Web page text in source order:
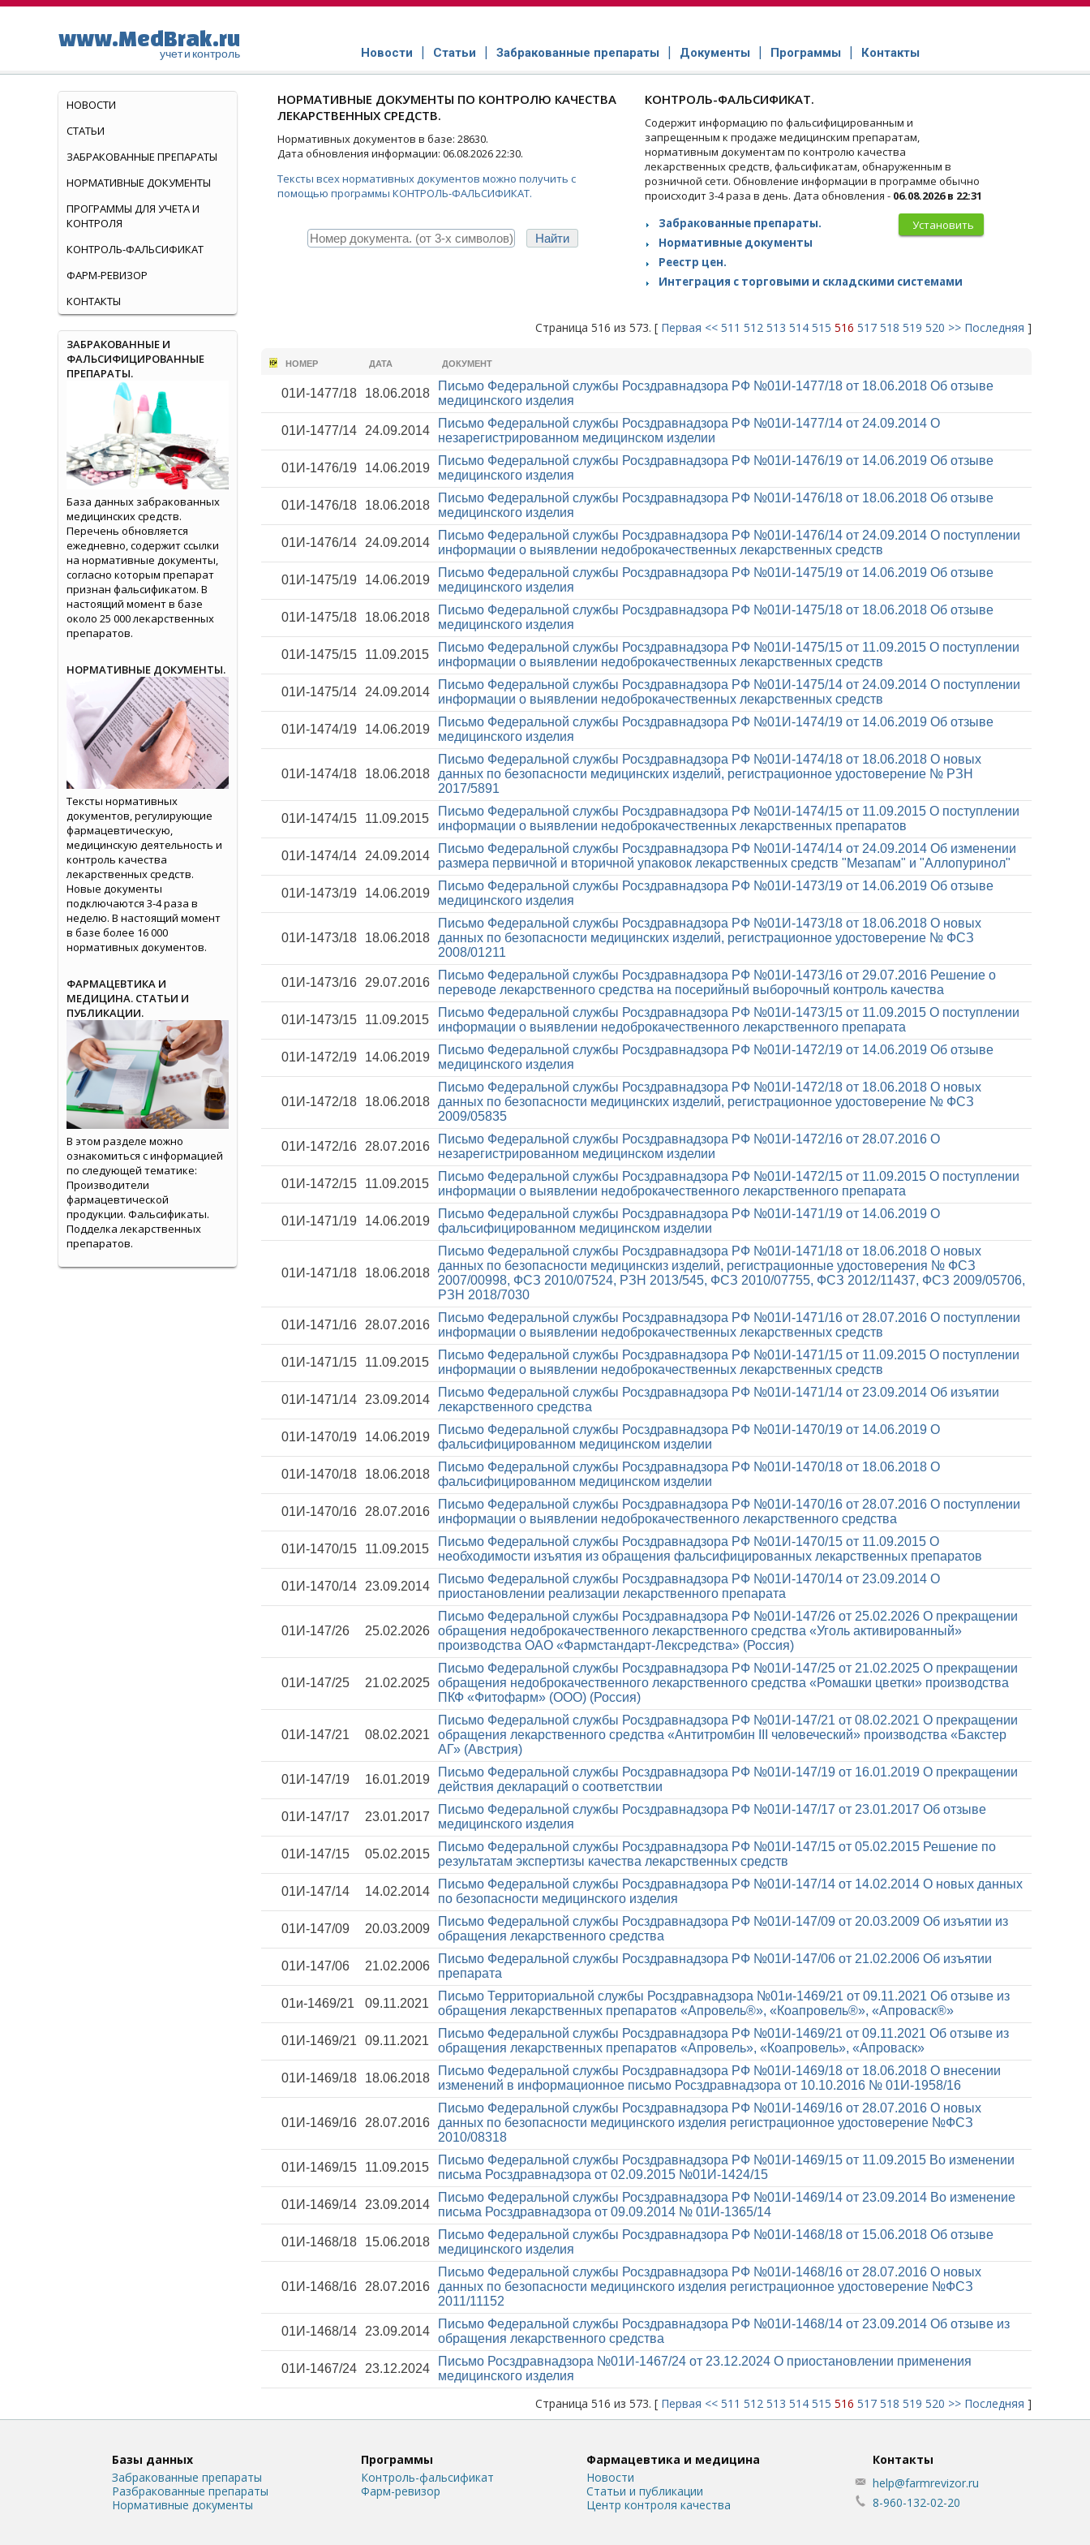
www.MedBrak.ru
учет и контроль Новости Статьи Забракованные препараты Документы Программы Контакты
НОРМАТИВНЫЕ ДОКУМЕНТЫ ПО КОНТРОЛЮ КАЧЕСТВА
ЛЕКАРСТВЕННЫХ СРЕДСТВ.
Нормативных документов в базе: 28630.
Дата обновления информации: 06.08.2026 22:30.
Тексты всех нормативных документов можно получить с
помощью программы КОНТРОЛЬ-ФАЛЬСИФИКАТ.
КОНТРОЛЬ-ФАЛЬСИФИКАТ.
Содержит информацию по фальсифицированным и
запрещенным к продаже медицинским препаратам,
нормативным документам по контролю качества
лекарственных средств, фальсификатам, обнаруженным в
розничной сети. Обновление информации в программе обычно
происходит 3-4 раза в день. Дата обновления - 06.08.2026 в 22:31
Установить
Забракованные препараты.
Нормативные документы
Реестр цен.
Интеграция с торговыми и складскими системами
Страница 516 из 573. [ Первая << 511 512 513 514 515 516 517 518 519 520 >> Последняя ]
НОМЕР ДАТА ДОКУМЕНТ
01И-1477/18 18.06.2018
Письмо Федеральной службы Росздравнадзора РФ №01И-1477/18 от 18.06.2018 Об отзыве
медицинского изделия
01И-1477/14 24.09.2014
Письмо Федеральной службы Росздравнадзора РФ №01И-1477/14 от 24.09.2014 О
незарегистрированном медицинском изделии
01И-1476/19 14.06.2019
Письмо Федеральной службы Росздравнадзора РФ №01И-1476/19 от 14.06.2019 Об отзыве
медицинского изделия
01И-1476/18 18.06.2018
Письмо Федеральной службы Росздравнадзора РФ №01И-1476/18 от 18.06.2018 Об отзыве
медицинского изделия
01И-1476/14 24.09.2014
Письмо Федеральной службы Росздравнадзора РФ №01И-1476/14 от 24.09.2014 О поступлении
информации о выявлении недоброкачественных лекарственных средств
01И-1475/19 14.06.2019
Письмо Федеральной службы Росздравнадзора РФ №01И-1475/19 от 14.06.2019 Об отзыве
медицинского изделия
01И-1475/18 18.06.2018
Письмо Федеральной службы Росздравнадзора РФ №01И-1475/18 от 18.06.2018 Об отзыве
медицинского изделия
01И-1475/15 11.09.2015
Письмо Федеральной службы Росздравнадзора РФ №01И-1475/15 от 11.09.2015 О поступлении
информации о выявлении недоброкачественных лекарственных средств
01И-1475/14 24.09.2014
Письмо Федеральной службы Росздравнадзора РФ №01И-1475/14 от 24.09.2014 О поступлении
информации о выявлении недоброкачественных лекарственных средств
01И-1474/19 14.06.2019
Письмо Федеральной службы Росздравнадзора РФ №01И-1474/19 от 14.06.2019 Об отзыве
медицинского изделия
01И-1474/18 18.06.2018
Письмо Федеральной службы Росздравнадзора РФ №01И-1474/18 от 18.06.2018 О новых
данных по безопасности медицинских изделий, регистрационное удостоверение № РЗН
2017/5891
01И-1474/15 11.09.2015
Письмо Федеральной службы Росздравнадзора РФ №01И-1474/15 от 11.09.2015 О поступлении
информации о выявлении недоброкачественных лекарственных препаратов
01И-1474/14 24.09.2014
Письмо Федеральной службы Росздравнадзора РФ №01И-1474/14 от 24.09.2014 Об изменении
размера первичной и вторичной упаковок лекарственных средств "Мезапам" и "Аллопуринол"
01И-1473/19 14.06.2019
Письмо Федеральной службы Росздравнадзора РФ №01И-1473/19 от 14.06.2019 Об отзыве
медицинского изделия
01И-1473/18 18.06.2018
Письмо Федеральной службы Росздравнадзора РФ №01И-1473/18 от 18.06.2018 О новых
данных по безопасности медицинских изделий, регистрационное удостоверение № ФСЗ
2008/01211
01И-1473/16 29.07.2016
Письмо Федеральной службы Росздравнадзора РФ №01И-1473/16 от 29.07.2016 Решение о
переводе лекарственного средства на посерийный выборочный контроль качества
01И-1473/15 11.09.2015
Письмо Федеральной службы Росздравнадзора РФ №01И-1473/15 от 11.09.2015 О поступлении
информации о выявлении недоброкачественного лекарственного препарата
01И-1472/19 14.06.2019
Письмо Федеральной службы Росздравнадзора РФ №01И-1472/19 от 14.06.2019 Об отзыве
медицинского изделия
01И-1472/18 18.06.2018
Письмо Федеральной службы Росздравнадзора РФ №01И-1472/18 от 18.06.2018 О новых
данных по безопасности медицинских изделий, регистрационное удостоверение № ФСЗ
2009/05835
01И-1472/16 28.07.2016
Письмо Федеральной службы Росздравнадзора РФ №01И-1472/16 от 28.07.2016 О
незарегистрированном медицинском изделии
01И-1472/15 11.09.2015
Письмо Федеральной службы Росздравнадзора РФ №01И-1472/15 от 11.09.2015 О поступлении
информации о выявлении недоброкачественного лекарственного препарата
01И-1471/19 14.06.2019
Письмо Федеральной службы Росздравнадзора РФ №01И-1471/19 от 14.06.2019 О
фальсифицированном медицинском изделии
01И-1471/18 18.06.2018
Письмо Федеральной службы Росздравнадзора РФ №01И-1471/18 от 18.06.2018 О новых
данных по безопасности медицинскиз изделий, регистрационные удостоверения № ФСЗ
2007/00998, ФСЗ 2010/07524, РЗН 2013/545, ФСЗ 2010/07755, ФСЗ 2012/11437, ФСЗ 2009/05706,
РЗН 2018/7030
01И-1471/16 28.07.2016
Письмо Федеральной службы Росздравнадзора РФ №01И-1471/16 от 28.07.2016 О поступлении
информации о выявлении недоброкачественных лекарственных средств
01И-1471/15 11.09.2015
Письмо Федеральной службы Росздравнадзора РФ №01И-1471/15 от 11.09.2015 О поступлении
информации о выявлении недоброкачественных лекарственных средств
01И-1471/14 23.09.2014
Письмо Федеральной службы Росздравнадзора РФ №01И-1471/14 от 23.09.2014 Об изъятии
лекарственного средства
01И-1470/19 14.06.2019
Письмо Федеральной службы Росздравнадзора РФ №01И-1470/19 от 14.06.2019 О
фальсифицированном медицинском изделии
01И-1470/18 18.06.2018
Письмо Федеральной службы Росздравнадзора РФ №01И-1470/18 от 18.06.2018 О
фальсифицированном медицинском изделии
01И-1470/16 28.07.2016
Письмо Федеральной службы Росздравнадзора РФ №01И-1470/16 от 28.07.2016 О поступлении
информации о выявлении недоброкачественного лекарственного средства
01И-1470/15 11.09.2015
Письмо Федеральной службы Росздравнадзора РФ №01И-1470/15 от 11.09.2015 О
необходимости изъятия из обращения фальсифицированных лекарственных препаратов
01И-1470/14 23.09.2014
Письмо Федеральной службы Росздравнадзора РФ №01И-1470/14 от 23.09.2014 О
приостановлении реализации лекарственного препарата
01И-147/26 25.02.2026
Письмо Федеральной службы Росздравнадзора РФ №01И-147/26 от 25.02.2026 О прекращении
обращения недоброкачественного лекарственного средства «Уголь активированный»
производства ОАО «Фармстандарт-Лексредства» (Россия)
01И-147/25 21.02.2025
Письмо Федеральной службы Росздравнадзора РФ №01И-147/25 от 21.02.2025 О прекращении
обращения недоброкачественного лекарственного средства «Ромашки цветки» производства
ПКФ «Фитофарм» (ООО) (Россия)
01И-147/21 08.02.2021
Письмо Федеральной службы Росздравнадзора РФ №01И-147/21 от 08.02.2021 О прекращении
обращения лекарственного средства «Антитромбин III человеческий» производства «Бакстер
АГ» (Австрия)
01И-147/19 16.01.2019
Письмо Федеральной службы Росздравнадзора РФ №01И-147/19 от 16.01.2019 О прекращении
действия деклараций о соответствии
01И-147/17 23.01.2017
Письмо Федеральной службы Росздравнадзора РФ №01И-147/17 от 23.01.2017 Об отзыве
медицинского изделия
01И-147/15 05.02.2015
Письмо Федеральной службы Росздравнадзора РФ №01И-147/15 от 05.02.2015 Решение по
результатам экспертизы качества лекарственных средств
01И-147/14 14.02.2014
Письмо Федеральной службы Росздравнадзора РФ №01И-147/14 от 14.02.2014 О новых данных
по безопасности медицинского изделия
01И-147/09 20.03.2009
Письмо Федеральной службы Росздравнадзора РФ №01И-147/09 от 20.03.2009 Об изъятии из
обращения лекарственного средства
01И-147/06 21.02.2006
Письмо Федеральной службы Росздравнадзора РФ №01И-147/06 от 21.02.2006 Об изъятии
препарата
01и-1469/21 09.11.2021
Письмо Территориальной службы Росздравнадзора №01и-1469/21 от 09.11.2021 Об отзыве из
обращения лекарственных препаратов «Апровель®», «Коапровель®», «Апроваск®»
01И-1469/21 09.11.2021
Письмо Федеральной службы Росздравнадзора РФ №01И-1469/21 от 09.11.2021 Об отзыве из
обращения лекарственных препаратов «Апровель», «Коапровель», «Апроваск»
01И-1469/18 18.06.2018
Письмо Федеральной службы Росздравнадзора РФ №01И-1469/18 от 18.06.2018 О внесении
изменений в информационное письмо Росздравнадзора от 10.10.2016 № 01И-1958/16
01И-1469/16 28.07.2016
Письмо Федеральной службы Росздравнадзора РФ №01И-1469/16 от 28.07.2016 О новых
данных по безопасности медицинского изделия регистрационное удостоверение №ФСЗ
2010/08318
01И-1469/15 11.09.2015
Письмо Федеральной службы Росздравнадзора РФ №01И-1469/15 от 11.09.2015 Во изменении
письма Росздравнадзора от 02.09.2015 №01И-1424/15
01И-1469/14 23.09.2014
Письмо Федеральной службы Росздравнадзора РФ №01И-1469/14 от 23.09.2014 Во изменение
письма Росздравнадзора от 09.09.2014 № 01И-1365/14
01И-1468/18 15.06.2018
Письмо Федеральной службы Росздравнадзора РФ №01И-1468/18 от 15.06.2018 Об отзыве
медицинского изделия
01И-1468/16 28.07.2016
Письмо Федеральной службы Росздравнадзора РФ №01И-1468/16 от 28.07.2016 О новых
данных по безопасности медицинского изделия регистрационное удостоверение №ФСЗ
2011/11152
01И-1468/14 23.09.2014
Письмо Федеральной службы Росздравнадзора РФ №01И-1468/14 от 23.09.2014 Об отзыве из
обращения лекарственного средства
01И-1467/24 23.12.2024
Письмо Росздравнадзора №01И-1467/24 от 23.12.2024 О приостановлении применения
медицинского изделия
Страница 516 из 573. [ Первая << 511 512 513 514 515 516 517 518 519 520 >> Последняя ]
НОВОСТИ
СТАТЬИ
ЗАБРАКОВАННЫЕ ПРЕПАРАТЫ
НОРМАТИВНЫЕ ДОКУМЕНТЫ
ПРОГРАММЫ ДЛЯ УЧЕТА И
КОНТРОЛЯ
КОНТРОЛЬ-ФАЛЬСИФИКАТ
ФАРМ-РЕВИЗОР
КОНТАКТЫ
ЗАБРАКОВАННЫЕ И
ФАЛЬСИФИЦИРОВАННЫЕ
ПРЕПАРАТЫ.
База данных забракованных
медицинских средств.
Перечень обновляется
ежедневно, содержит ссылки
на нормативные документы,
согласно которым препарат
признан фальсификатом. В
настоящий момент в базе
около 25 000 лекарственных
препаратов.
НОРМАТИВНЫЕ ДОКУМЕНТЫ.
Тексты нормативных
документов, регулирующие
фармацевтическую,
медицинскую деятельность и
контроль качества
лекарственных средств.
Новые документы
подключаются 3-4 раза в
неделю. В настоящий момент
в базе более 16 000
нормативных документов.
ФАРМАЦЕВТИКА И
МЕДИЦИНА. СТАТЬИ И
ПУБЛИКАЦИИ.
В этом разделе можно
ознакомиться с информацией
по следующей тематике:
Производители
фармацевтической
продукции. Фальсификаты.
Подделка лекарственных
препаратов.
Базы данных
Забракованные препараты
Разбракованные препараты
Нормативные документы
Программы
Контроль-фальсификат
Фарм-ревизор
Фармацевтика и медицина
Новости
Статьи и публикации
Центр контроля качества
Контакты
help@farmrevizor.ru
8-960-132-02-20